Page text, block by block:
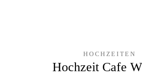
HOCHZEITEN
Hochzeit Cafe